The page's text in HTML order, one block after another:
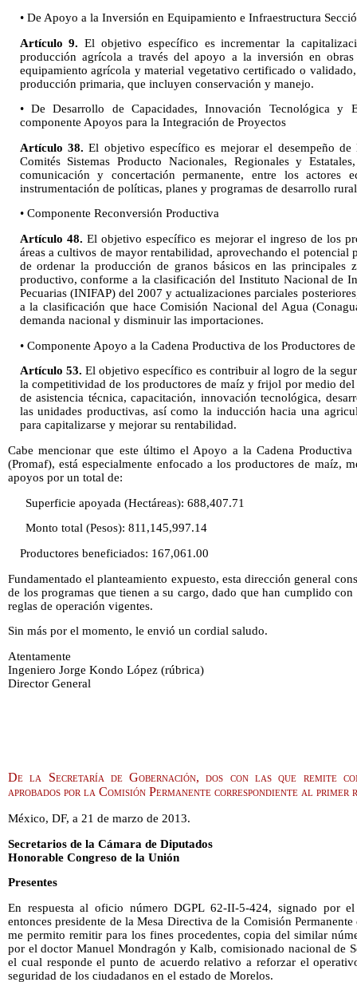
• De Apoyo a la Inversión en Equipamiento e Infraestructura
Artículo 9.El objetivo específico es incrementar la
producción agrícola a través del apoyo a la inversión en
equipamiento agrícola y material vegetativo certificado o
producción primaria, que incluyen conservación y manejo.
• De Desarrollo de Capacidades, Innovación Tecnológica y
componente Apoyos para la Integración de Proyectos
Artículo 38.El objetivo específico es mejorar el desempeño
Comités Sistemas Producto Nacionales, Regionales y
comunicación y concertación permanente, entre los actores
instrumentación de políticas, planes y programas de desarrollo
• Componente Reconversión Productiva
Artículo 48. El objetivo específico es mejorar el ingreso de los
áreas a cultivos de mayor rentabilidad, aprovechando el
de ordenar la producción de granos básicos en las
productivo, conforme a la clasificación del Instituto Nacional de
Pecuarias (INIFAP) del 2007 y actualizaciones parciales
a la clasificación que hace Comisión Nacional del Agua
demanda nacional y disminuir las importaciones.
• Componente Apoyo a la Cadena Productiva de los Productores
Artículo 53. El objetivo específico es contribuir al logro de la
la competitividad de los productores de maíz y frijol por medio
de asistencia técnica, capacitación, innovación tecnológica,
las unidades productivas, así como la inducción hacia una
para capitalizarse y mejorar su rentabilidad.
Cabe mencionar que este último el Apoyo a la Cadena
(Promaf), está especialmente enfocado a los productores de maíz,
apoyos por un total de:
Superficie apoyada (Hectáreas): 688,407.71
Monto total (Pesos): 811,145,997.14
Productores beneficiados: 167,061.00
Fundamentado el planteamiento expuesto, esta dirección general
de los programas que tienen a su cargo, dado que han cumplido
reglas de operación vigentes.
Sin más por el momento, le envió un cordial saludo.
Atentamente
Ingeniero Jorge Kondo López (rúbrica)
Director General
De la Secretaría de Gobernación, dos con las que remite
aprobados por la Comisión Permanente correspondiente al primer
México, DF, a 21 de marzo de 2013.
Secretarios de la Cámara de Diputados
Honorable Congreso de la Unión
Presentes
En respuesta al oficio número DGPL 62-II-5-424, signado por
entonces presidente de la Mesa Directiva de la Comisión
me permito remitir para los fines procedentes, copia del similar
por el doctor Manuel Mondragón y Kalb, comisionado nacional de
el cual responde el punto de acuerdo relativo a reforzar el
seguridad de los ciudadanos en el estado de Morelos.